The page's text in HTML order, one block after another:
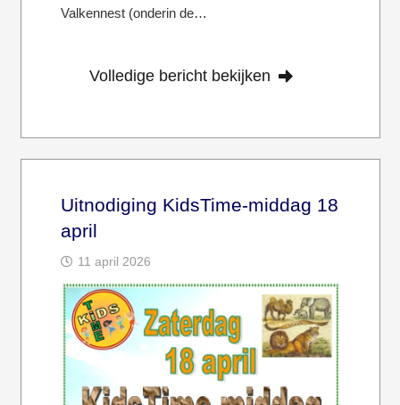
Valkennest (onderin de…
Volledige bericht bekijken
Uitnodiging KidsTime-middag 18
april
11 april 2026